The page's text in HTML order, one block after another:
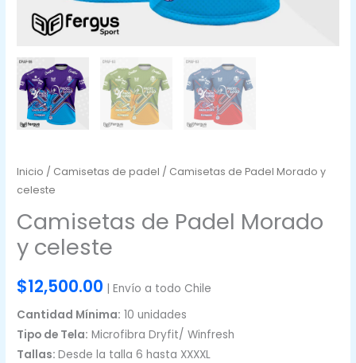
Inicio / Camisetas de padel / Camisetas de Padel Morado y
celeste
Camisetas de Padel Morado
y celeste
$12,500.00 | Envío a todo Chile
Cantidad Mínima: 10 unidades
Tipo de Tela: Microfibra Dryfit/ Winfresh
Tallas:Desde la talla 6 hasta XXXXL